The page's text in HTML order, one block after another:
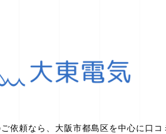
依頼なら、大阪市都島区を中心に口コ